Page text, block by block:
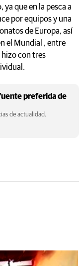
ya que en la pesca a
por equipos y una
de Europa, así
el Mundial , entre
hizo con tres
preferida de
de actualidad.